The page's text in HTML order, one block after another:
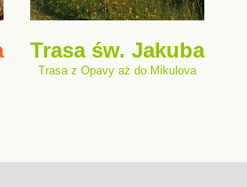
Trasa św. Jakuba
Trasa z Opavy aż do Mikulova